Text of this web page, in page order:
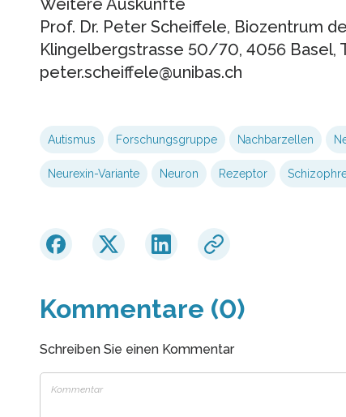
Weitere Auskünfte
Prof. Dr. Peter Scheiffele, Biozentrum
Klingelbergstrasse 50/70, 4056 Basel,
peter.scheiffele@unibas.ch
Autismus Forschungsgruppe Nachbarzellen
Neurexin-Variante Neuron Rezeptor
Kommentare (0)
Schreiben Sie einen Kommentar